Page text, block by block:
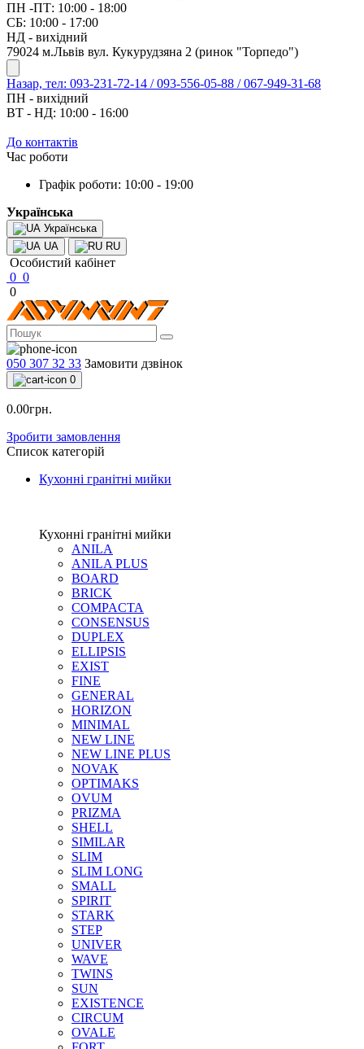
ПН -ПТ: 10:00 - 18:00
СБ: 10:00 - 17:00
НД - вихідний
79024 м.Львів вул. Кукурудзяна 2 (ринок "Торпедо")
Назар, тел: 093-231-72-14 / 093-556-05-88 / 067-949-31-68
ПН - вихідний
ВТ - НД: 10:00 - 16:00
До контактів
Час роботи
Графік роботи: 10:00 - 19:00
Українська
Українська
UA
RU
Особистий кабінет
0 0
0
050 307 32 33 Замовити дзвінок
0
0.00грн.
Зробити замовлення
Список категорій
Кухонні гранітні мийки
Кухонні гранітні мийки
ANILA
ANILA PLUS
BOARD
BRICK
COMPACTA
CONSENSUS
DUPLEX
ELLIPSIS
EXIST
FINE
GENERAL
HORIZON
MINIMAL
NEW LINE
NEW LINE PLUS
NOVAK
OPTIMAKS
OVUM
PRIZMA
SHELL
SIMILAR
SLIM
SLIM LONG
SMALL
SPIRIT
STARK
STEP
UNIVER
WAVE
TWINS
SUN
EXISTENCE
CIRCUM
OVALE